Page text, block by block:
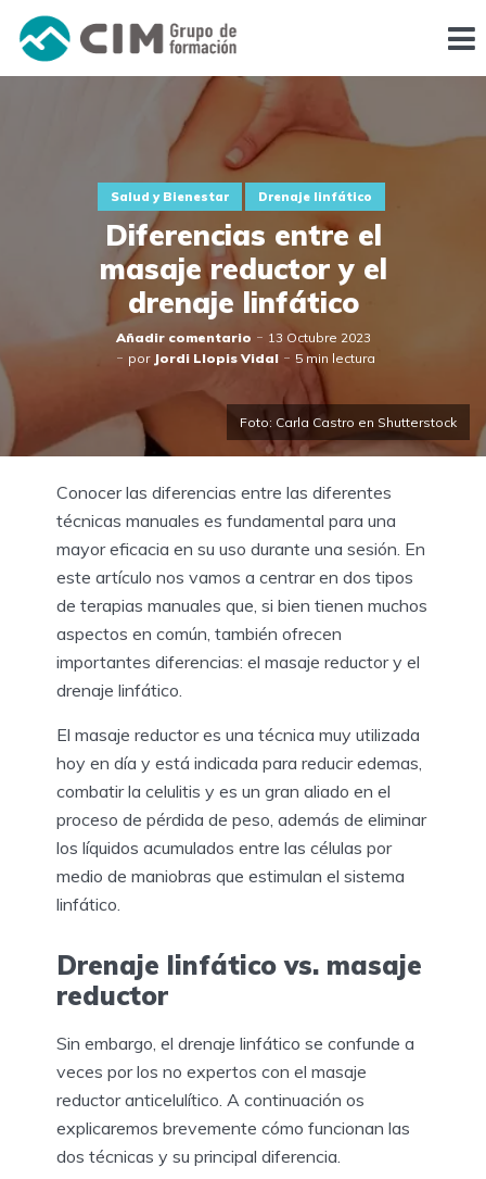
Foto: Carla Castro en Shutterstock
Salud y Bienestar Drenaje linfático
Diferencias entre el
masaje reductor y el
drenaje linfático
Añadir comentario
13 Octubre 2023
por Jordi Llopis Vidal 5 min lectura
Conocer las diferencias entre las diferentes
técnicas manuales es fundamental para una
mayor eficacia en su uso durante una sesión. En
este artículo nos vamos a centrar en dos tipos
de terapias manuales que, si bien tienen muchos
aspectos en común, también ofrecen
importantes diferencias: el masaje reductor y el
drenaje linfático.
El masaje reductor es una técnica muy utilizada
hoy en día y está indicada para reducir edemas,
combatir la celulitis y es un gran aliado en el
proceso de pérdida de peso, además de eliminar
los líquidos acumulados entre las células por
medio de maniobras que estimulan el sistema
linfático.
Drenaje linfático vs. masaje
reductor
Sin embargo, el drenaje linfático se confunde a
veces por los no expertos con el masaje
reductor anticelulítico. A continuación os
explicaremos brevemente cómo funcionan las
dos técnicas y su principal diferencia.